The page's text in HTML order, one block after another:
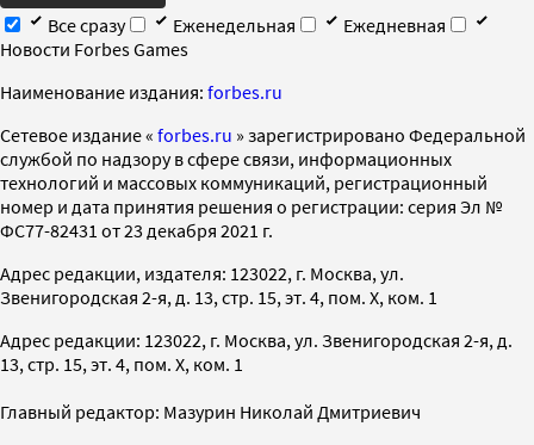
Все сразу
Еженедельная
Ежедневная
Новости Forbes Games
Наименование издания: forbes.ru
Cетевое издание « forbes.ru » зарегистрировано Федеральной
службой по надзору в сфере связи, информационных
технологий и массовых коммуникаций, регистрационный
номер и дата принятия решения о регистрации: серия Эл №
ФС77-82431 от 23 декабря 2021 г.
Адрес редакции, издателя: 123022, г. Москва, ул.
Звенигородская 2-я, д. 13, стр. 15, эт. 4, пом. X, ком. 1
Адрес редакции: 123022, г. Москва, ул. Звенигородская 2-я, д.
13, стр. 15, эт. 4, пом. X, ком. 1
Главный редактор: Мазурин Николай Дмитриевич